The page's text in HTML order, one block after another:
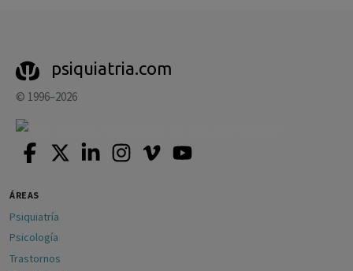
psiquiatria.com
© 1996–2026
ÁREAS
Psiquiatría
Psicología
Trastornos